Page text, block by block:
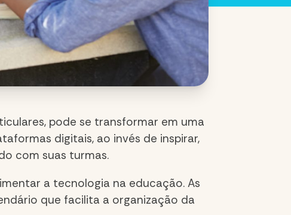
pode se transformar em uma
digitais, ao invés de inspirar,
com suas turmas.
a tecnologia na educação. As
que facilita a organização da